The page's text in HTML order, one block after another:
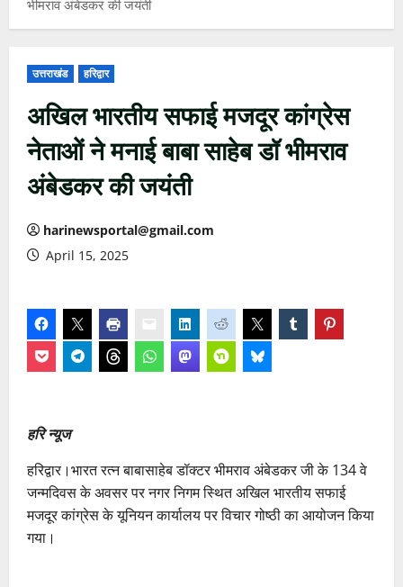
भीमराव अंबेडकर की जयंती
उत्तराखंड हरिद्वार
अखिल भारतीय सफाई मजदूर कांग्रेस
नेताओं ने मनाई बाबा साहेब डॉ भीमराव
अंबेडकर की जयंती
harinewsportal@gmail.com
April 15, 2025
हरि न्यूज
हरिद्वार।भारत रत्न बाबासाहेब डॉक्टर भीमराव अंबेडकर जी के 134 वे
जन्मदिवस के अवसर पर नगर निगम स्थित अखिल भारतीय सफाई
मजदूर कांग्रेस के यूनियन कार्यालय पर विचार गोष्ठी का आयोजन किया
गया।